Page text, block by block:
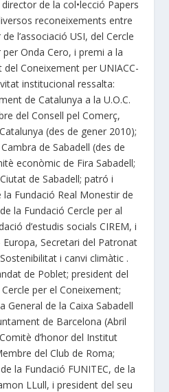
de la col•lecció Papers
reconeixements entre
l’associació USI, del Cercle
per Onda Cero, i premi a la
Coneixement per UNIACC-
institucional ressalta:
de Catalunya a la U.O.C.
del Consell pel Comerç,
(des de gener 2010);
de Sabadell (des de
econòmic de Fira Sabadell;
de Sabadell; patró i
Fundació Real Monestir de
la Fundació Cercle per al
d’estudis socials CIREM, i
Secretari del Patronat
i canvi climàtic .
de Poblet; president del
per el Coneixement;
General de la Caixa Sabadell
de Barcelona (Abril
d’honor del Institut
del Club de Roma;
la Fundació FUNITEC, de la
LLull, i president del seu